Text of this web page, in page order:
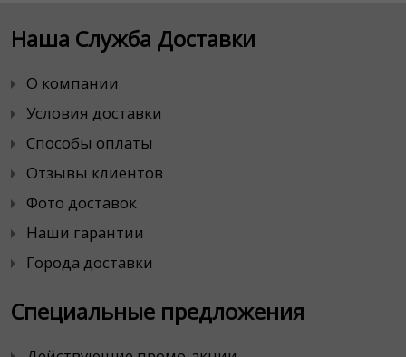
Наша Служба Доставки
О компании
Условия доставки
Способы оплаты
Отзывы клиентов
Фото доставок
Наши гарантии
Города доставки
Специальные предложения